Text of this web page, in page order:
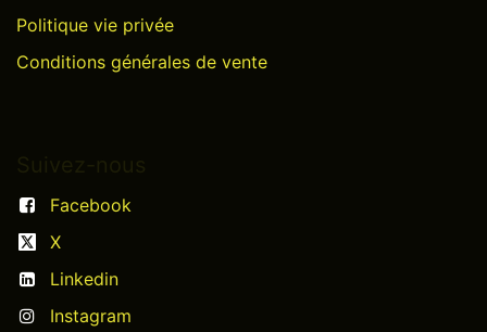
Politique vie privée
Conditions générales de vente
Facebook
X
Linkedin
Instagram